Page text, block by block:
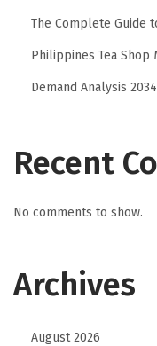
The Complete Guide
Philippines Tea Shop
Demand Analysis 2034
Recent
No comments to show.
Archives
August 2026